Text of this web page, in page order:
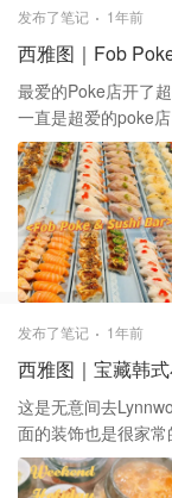
发布了笔记 1年前
西雅图｜Fob
最爱的Poke店开了超爱
一直是超爱的poke
超级多，不下二十
起来刚刚$20 感觉性价比真的
所有的三文鱼周边
试试呀
发布了笔记 1年前
西雅图｜宝藏韩
这是无意间去
面的装饰也是很家
各种汤锅！ 小店是一家韩国人在经营 店里的客人也多是韩国人 感觉
上就很正宗😆 我们点了两份小的汤锅 猪脊骨汤和牛骨汤 他家的猪